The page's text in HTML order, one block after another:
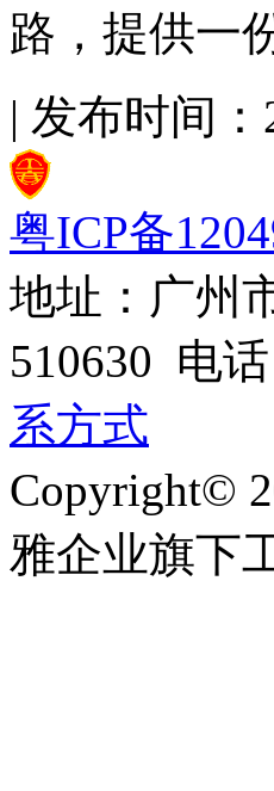
路，提供一
| 发布时间
粤ICP备
地址：广州
510630 电
系方式
Copyright©
雅企业旗下